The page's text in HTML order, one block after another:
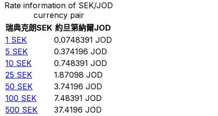
Rate information of SEK/JOD
currency pair
瑞典克朗SEK 約旦第納爾JOD
1 SEK 0.0748391 JOD
5 SEK 0.374196 JOD
10 SEK 0.748391 JOD
25 SEK 1.87098 JOD
50 SEK 3.74196 JOD
100 SEK 7.48391 JOD
500 SEK 37.4196 JOD